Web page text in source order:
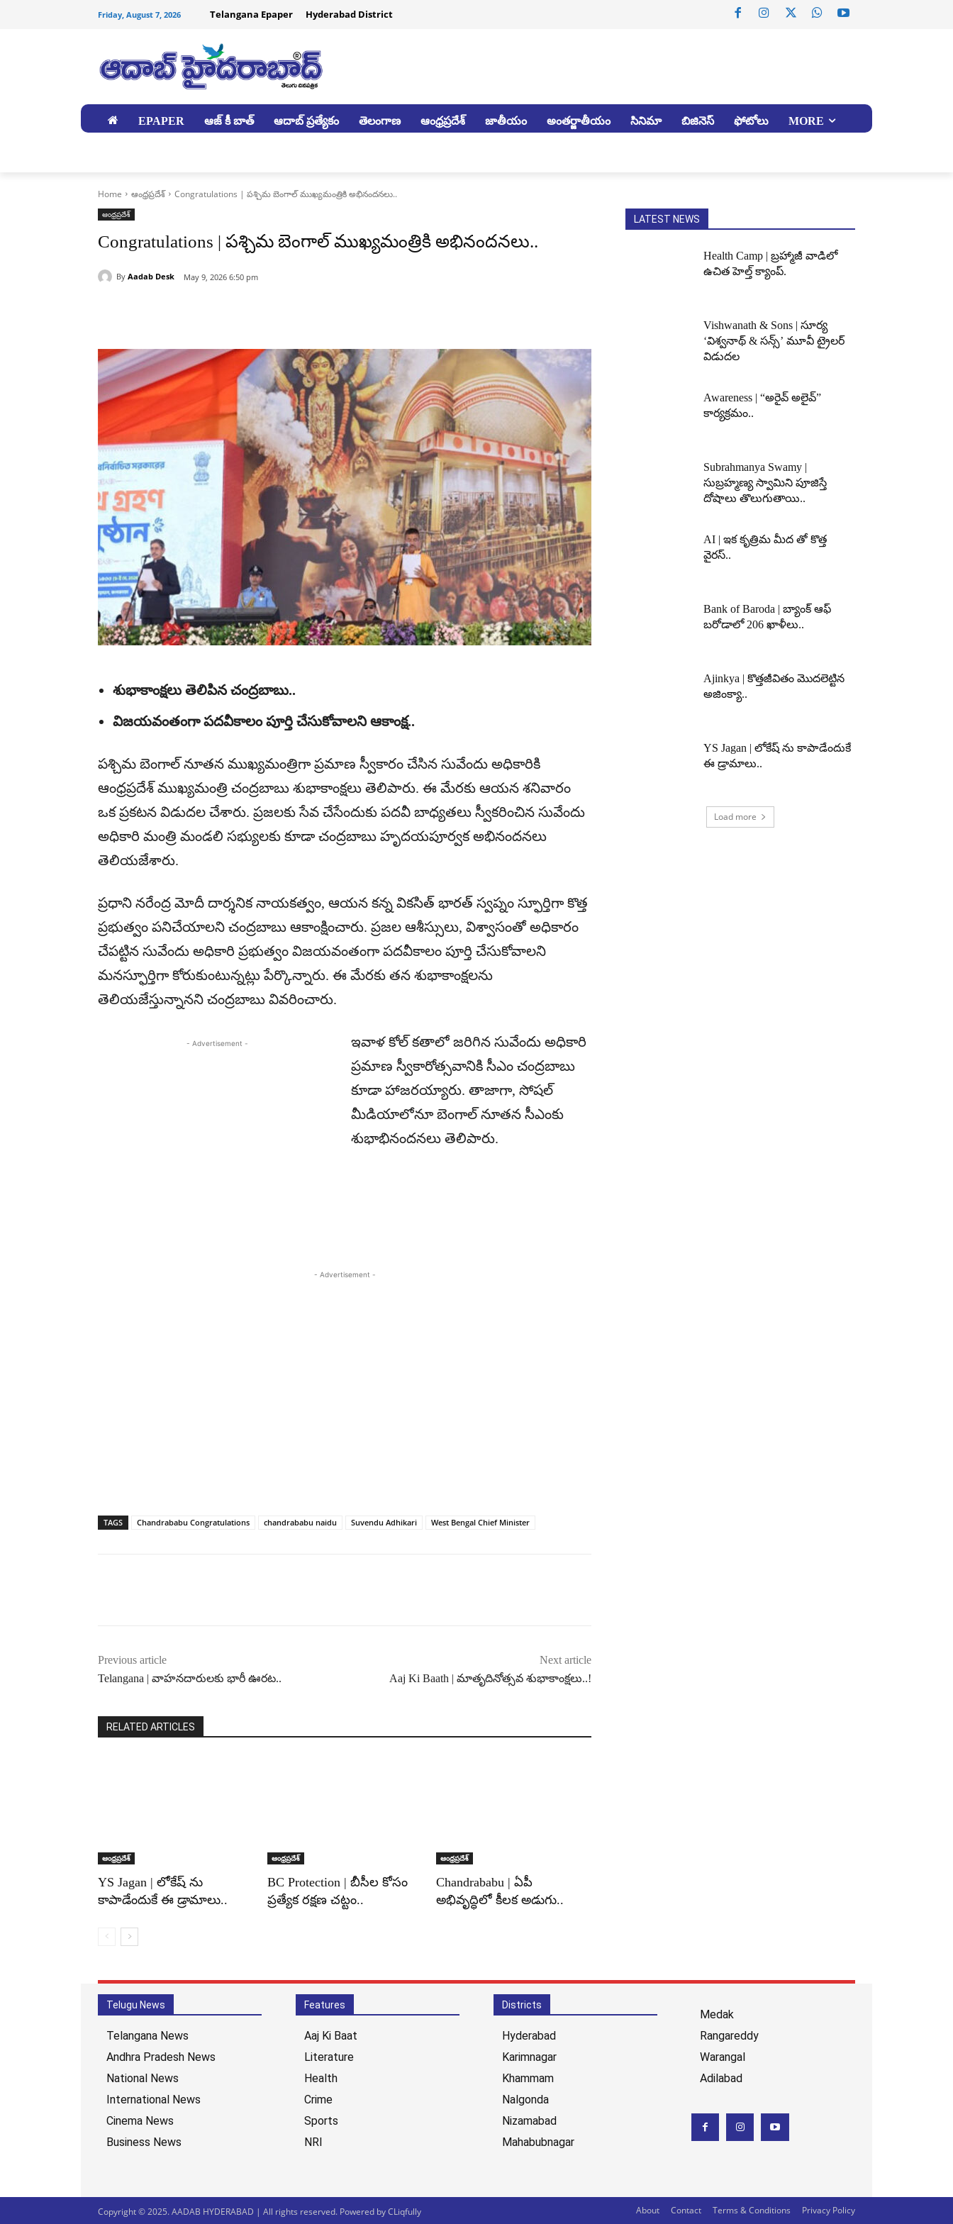
Friday, August 7, 2026 Telangana Epaper Hyderabad District
EPAPER ఆజ్ కీ బాత్ ఆదాబ్ ప్రత్యేకం తెలంగాణ ఆంధ్రప్రదేశ్ జాతీయం అంతర్జాతీయం సినిమా బిజినెస్ ఫోటోలు MORE
Home ఆంధ్రప్రదేశ్ Congratulations | పశ్చిమ బెంగాల్ ముఖ్యమంత్రికి అభినందనలు..
ఆంధ్రప్రదేశ్
Congratulations | పశ్చిమ బెంగాల్ ముఖ్యమంత్రికి అభినందనలు..
By Aadab Desk May 9, 2026 6:50 pm
శుభాకాంక్షలు తెలిపిన చంద్రబాబు..
విజయవంతంగా పదవీకాలం పూర్తి చేసుకోవాలని ఆకాంక్ష..
పశ్చిమ బెంగాల్ నూతన ముఖ్యమంత్రిగా ప్రమాణ స్వీకారం చేసిన సువేందు అధికారికి
ఆంధ్రప్రదేశ్ ముఖ్యమంత్రి చంద్రబాబు శుభాకాంక్షలు తెలిపారు. ఈ మేరకు ఆయన శనివారం
ఒక ప్రకటన విడుదల చేశారు. ప్రజలకు సేవ చేసేందుకు పదవీ బాధ్యతలు స్వీకరించిన సువేందు
అధికారి మంత్రి మండలి సభ్యులకు కూడా చంద్రబాబు హృదయపూర్వక అభినందనలు
తెలియజేశారు.
ప్రధాని నరేంద్ర మోదీ దార్శనిక నాయకత్వం, ఆయన కన్న వికసిత్ భారత్ స్వప్నం స్ఫూర్తిగా కొత్త
ప్రభుత్వం పనిచేయాలని చంద్రబాబు ఆకాంక్షించారు. ప్రజల ఆశీస్సులు, విశ్వాసంతో అధికారం
చేపట్టిన సువేందు అధికారి ప్రభుత్వం విజయవంతంగా పదవీకాలం పూర్తి చేసుకోవాలని
మనస్ఫూర్తిగా కోరుకుంటున్నట్లు పేర్కొన్నారు. ఈ మేరకు తన శుభాకాంక్షలను
తెలియజేస్తున్నానని చంద్రబాబు వివరించారు.
- Advertisement -
ఇవాళ కోల్ కతాలో జరిగిన సువేందు అధికారి
ప్రమాణ స్వీకారోత్సవానికి సీఎం చంద్రబాబు
కూడా హాజరయ్యారు. తాజాగా, సోషల్
మీడియాలోనూ బెంగాల్ నూతన సీఎంకు
శుభాభినందనలు తెలిపారు.
- Advertisement -
TAGS Chandrababu Congratulations chandrababu naidu Suvendu Adhikari West Bengal Chief Minister
Previous article
Telangana | వాహనదారులకు భారీ ఊరట..
Next article
Aaj Ki Baath | మాతృదినోత్సవ శుభాకాంక్షలు..!
RELATED ARTICLES
ఆంధ్రప్రదేశ్
YS Jagan | లోకేష్ ను
కాపాడేందుకే ఈ డ్రామాలు..
ఆంధ్రప్రదేశ్
BC Protection | బీసీల కోసం
ప్రత్యేక రక్షణ చట్టం..
ఆంధ్రప్రదేశ్
Chandrababu | ఏపీ
అభివృద్ధిలో కీలక అడుగు..
LATEST NEWS
Health Camp | బ్రహ్మాజీ వాడిలో
ఉచిత హెల్త్ క్యాంప్.
Vishwanath & Sons | సూర్య
‘విశ్వనాథ్ & సన్స్’ మూవీ ట్రైలర్
విడుదల
Awareness | “అరైవ్ అలైవ్”
కార్యక్రమం..
Subrahmanya Swamy |
సుబ్రహ్మణ్య స్వామిని పూజిస్తే
దోషాలు తొలుగుతాయి..
AI | ఇక కృత్రిమ మీద తో కొత్త
వైరస్..
Bank of Baroda | బ్యాంక్‌ ఆఫ్‌
బరోడాలో 206 ఖాళీలు..
Ajinkya | కొత్తజీవితం మొదలెట్టిన
అజింక్యా..
YS Jagan | లోకేష్ ను కాపాడేందుకే
ఈ డ్రామాలు..
Load more
Telugu News
Telangana News
Andhra Pradesh News
National News
International News
Cinema News
Business News
Features
Aaj Ki Baat
Literature
Health
Crime
Sports
NRI
Districts
Hyderabad
Karimnagar
Khammam
Nalgonda
Nizamabad
Mahabubnagar
Medak
Rangareddy
Warangal
Adilabad
Copyright © 2025. AADAB HYDERABAD | All rights reserved. Powered by CLiqfully About Contact Terms & Conditions Privacy Policy